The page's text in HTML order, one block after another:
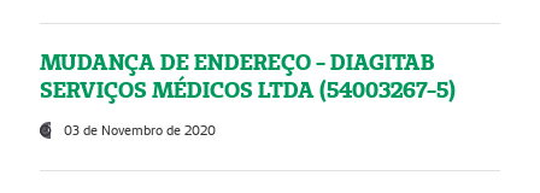
MUDANÇA DE ENDEREÇO - DIAGITAB
SERVIÇOS MÉDICOS LTDA (54003267-5)
03 de Novembro de 2020